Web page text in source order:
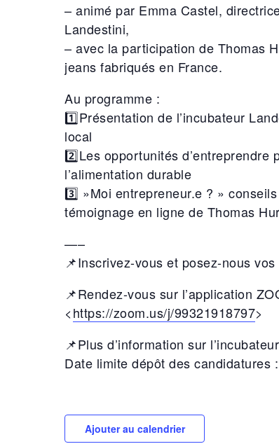
– animé par Emma Castel,
Landestini,
– avec la participation de Thomas
jeans fabriqués en France.
Au programme :
1️⃣Présentation de l’incubateur
local
2️⃣Les opportunités d’entreprendre
l’alimentation durable
3️⃣ »Moi entrepreneur.e ? »
témoignage en ligne de Thomas
—–
📌Inscrivez-vous et posez-nous
📌Rendez-vous sur l’application
<https://zoom.us/j/99321918797>
📌Plus d’information sur
Date limite dépôt des candidatures
Ajouter au calendrier